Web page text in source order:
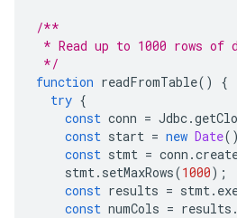
/**
* Read up to 1000 rows
*/
function readFromTable()
{
try {
const conn = Jdbc.
const start = new Date
const stmt = conn .
stmt. setMaxRows(1000);
const results = stmt.
const numCols = results .